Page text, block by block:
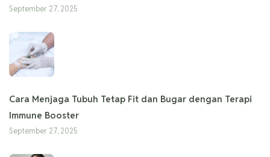
September 27, 2025
Cara Menjaga Tubuh Tetap Fit dan Bugar dengan Terapi
Immune Booster
September 27, 2025